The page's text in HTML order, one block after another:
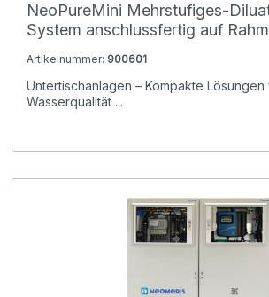
NeoPureMini Mehrstufiges-
System anschlussfertig auf
Artikelnummer: 900601
Untertischanlagen – Kompakte Lösungen
Wasserqualität ...